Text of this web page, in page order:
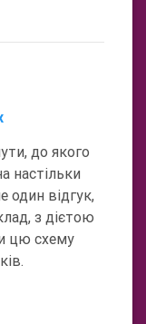
до якого
настільки
один відгук,
з дієтою
цю схему